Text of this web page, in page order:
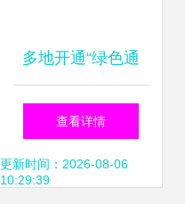
多地开通“绿色通
道” 门到门运输驰
援上海“菜篮子”
查看详情
更新时间：2026-08-06
10:29:39